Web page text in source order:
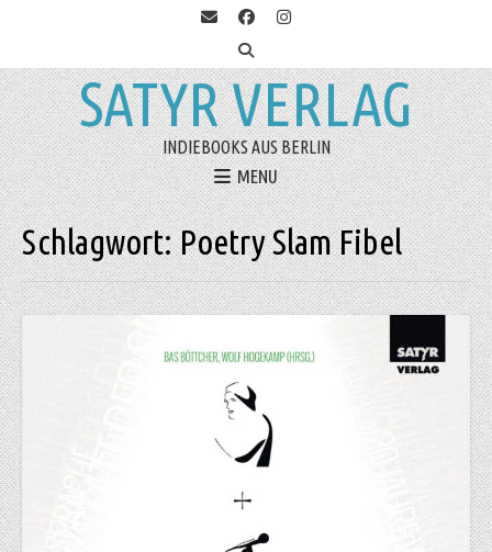
SATYR VERLAG
INDIEBOOKS AUS BERLIN
MENU
Schlagwort:Poetry Slam Fibel